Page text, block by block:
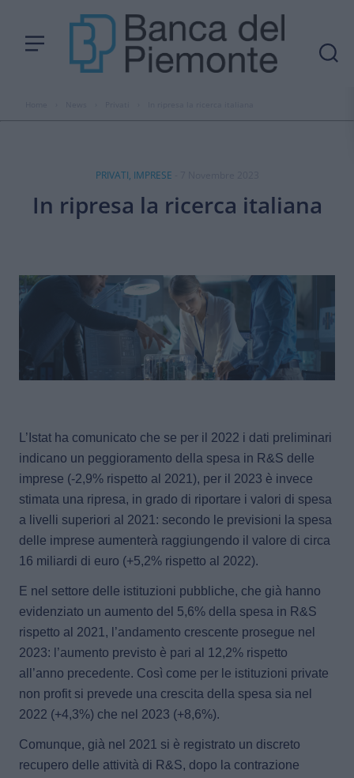
PRIVATI, IMPRESE
In ripresa la ricerca italiana
L’Istat ha comunicato che se per il 2022 i dati preliminari
indicano un peggioramento della spesa in R&S delle
imprese (-2,9% rispetto al 2021), per il 2023 è invece
stimata una ripresa, in grado di riportare i valori di spesa
a livelli superiori al 2021: secondo le previsioni la spesa
delle imprese aumenterà raggiungendo il valore di circa
16 miliardi di euro (+5,2% rispetto al 2022).
E nel settore delle istituzioni pubbliche, che già hanno
evidenziato un aumento del 5,6% della spesa in R&S
rispetto al 2021 , l’andamento crescente prosegue nel
2023: l’aumento previsto è pari al 12,2% rispetto
all’anno precedente. Così come per le istituzioni private
non profit si prevede una crescita della spesa sia nel
2022 (+4,3%) che nel 2023 (+8,6%).
Comunque, già nel 2021 si è registrato un discreto
recupero delle attività di R&S, dopo la contrazione